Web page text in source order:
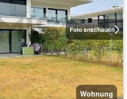
Foto anschauen
Wohnung